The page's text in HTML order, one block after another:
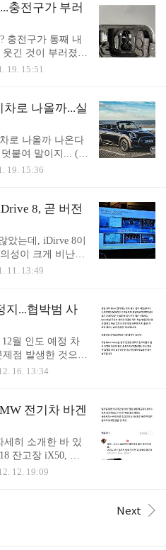
량 퓨즈가 나가 버
고 https://meritocr
어댑터 쓰다 먹통
델3와 모델Y만 디
있는데, (모델S와
세텍에서 만든 비
의 경우 커넥터..
충전구가 부러
충전구가 통째 내
긴 것이 부러졌으
보완을 이야기해
코리아는 한국
차릴 듯 . . 이게
제가 아니라 해당
른 BMW 전기차
가 발생하지 않는
고객은 돈을 쓰는
@ it's electric
19. 15:51
로 나올까...실
로 나올까 나온다
붙여 말이지... (위
7월 미국 'MINI ta
TOY IS ELECTRI
쿄드라이브입니
룹의 귀여운 펀카,
. . 그런데 진
인 것으로 포착됐
nieuws/elekt..
19. 15:36
8, 곧 버전
았는데, iDirve 8이
성이 크게 비난을
ix50 등을 타는
, 화면 가득한 아이
가 압도적이다. B
직관적인 맛이 전
기적이라는 느낌
iD 9로 버전업 되
2023/01/
11. 13:49
지...협박범 사
월 인도 예정 차
점 발생한 것으로
인해 BMW i4 및
bil/utleveringer
utleveringer på
og vektavgiften h
av de to
16. 13:34
전기차 바겐
세히 소개한 바 있
잔고장 iX50, 값
통 수입차 회사들
할인의 대명사이
12. 19:09
Next